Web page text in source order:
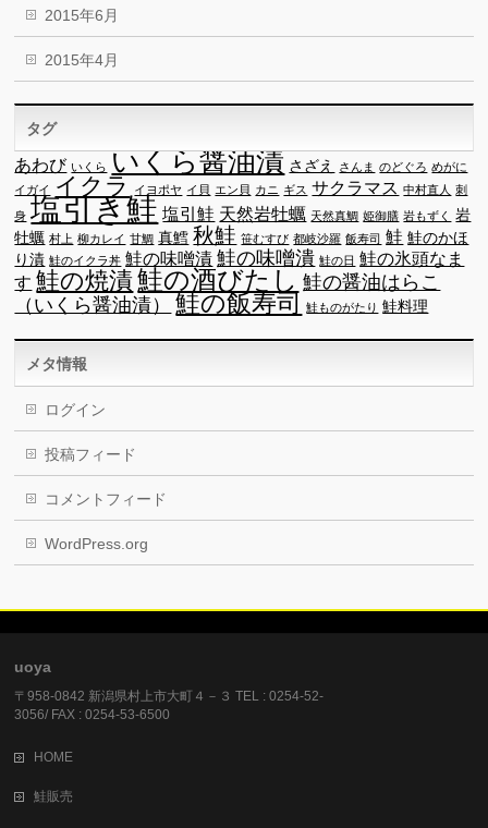
2015年6月
2015年4月
タグ
あわび いくら いくら醤油漬 さざえ さんま のどぐろ めがに
イガイ
イクラ イヨポヤ イ貝 エン貝 カニ ギス サクラマス 中村直人
刺
身 塩引き鮭 塩引鮭 天然岩牡蠣 天然真鯛 姫御膳 岩もずく
岩
牡蠣 村上 柳カレイ 甘鯛 真鱈 秋鮭 笹むすび 都岐沙羅 飯寿司 鮭 鮭のかほ
り漬 鮭のイクラ丼 鮭の味噌漬 鮭の味噌潰 鮭の日 鮭の氷頭なま
す 鮭の焼漬鮭の酒びたし 鮭の醤油はらこ
（いくら醤油漬）
鮭の飯寿司 鮭ものがたり 鮭料理
メタ情報
ログイン
投稿フィード
コメントフィード
WordPress.org
uoya
〒958-0842 新潟県村上市大町４－３ TEL : 0254-52-
3056/ FAX : 0254-53-6500
HOME
鮭販売